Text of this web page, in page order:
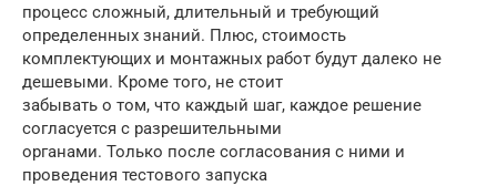
процесс сложный, длительный и требующий
определенных знаний. Плюс, стоимость
комплектующих и монтажных работ будут далеко не
дешевыми. Кроме того, не стоит
забывать о том, что каждый шаг, каждое решение
согласуется с разрешительными
органами. Только после согласования с ними и
проведения тестового запуска